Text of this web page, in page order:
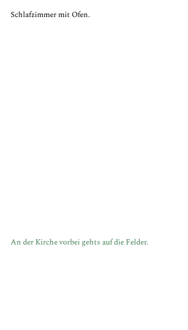
Schlafzimmer mit Ofen.
An der Kirche vorbei gehts auf die Felder.